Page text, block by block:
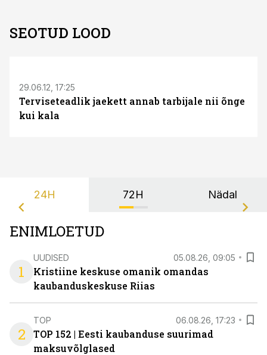
SEOTUD LOOD
29.06.12, 17:25
Terviseteadlik jaekett annab tarbijale nii õnge
kui kala
24H 72H Nädal
ENIMLOETUD
1
UUDISED 05.08.26, 09:05
Kristiine keskuse omanik omandas
kaubanduskeskuse Riias
2
TOP 06.08.26, 17:23
TOP 152 | Eesti kaubanduse suurimad
maksuvõlglased